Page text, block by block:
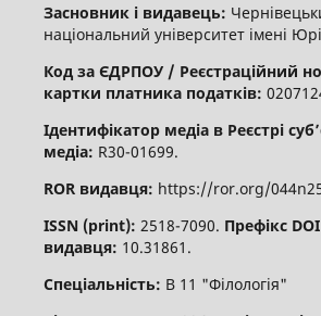
Засновник і видавець:
національний університет імені
Код за ЄДРПОУ / Реєстраційний
картки платника податків:
Ідентифікатор медіа в Реєстрі
медіа: R30-01699.
ROR видавця: https://ror.org/
ISSN (print): 2518-7090. Префікс DOI
видавця: 10.31861.
Спеціальність: В 11 "Філологія"